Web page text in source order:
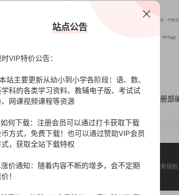
高清
上册部编版试题
密卷.6【9页D
三年级语文上册
【打印版】小学三年级上册部
C文档】
声明：本站所有资源均收集于网络，版权归原作者所有，如有侵权
站点公告
VIP特价公告：
站主要更新从幼小到小学各阶段：语、数、
科的各类学习资料、教辅电子版、考试试
网课视频课程等资源
何下载：注册会员可以通过打卡获取下载
方式，免费下载！也可以通过赞助VIP会员
式，获取全站下载特权
价通知：随着内容不断的增多，会不定期
！